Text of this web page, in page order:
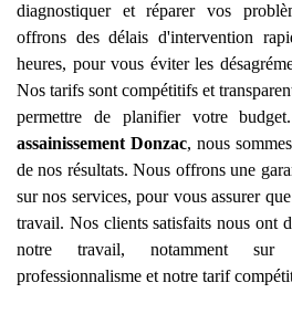
diagnostiquer et réparer vos
offrons des délais d'intervention
heures, pour vous éviter les
Nos tarifs sont compétitifs et
permettre de planifier votre
assainissement Donzac, nous
de nos résultats. Nous offrons une
sur nos services, pour vous assurer
travail. Nos clients satisfaits nous ont
notre travail, notamment
professionnalisme et notre tarif